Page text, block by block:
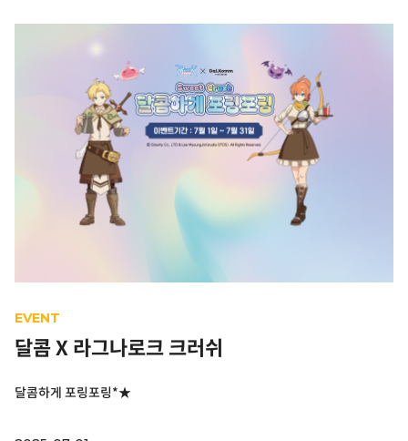
EVENT
달콤 X 라그나로크 크러쉬
달콤하게 포링포링*★